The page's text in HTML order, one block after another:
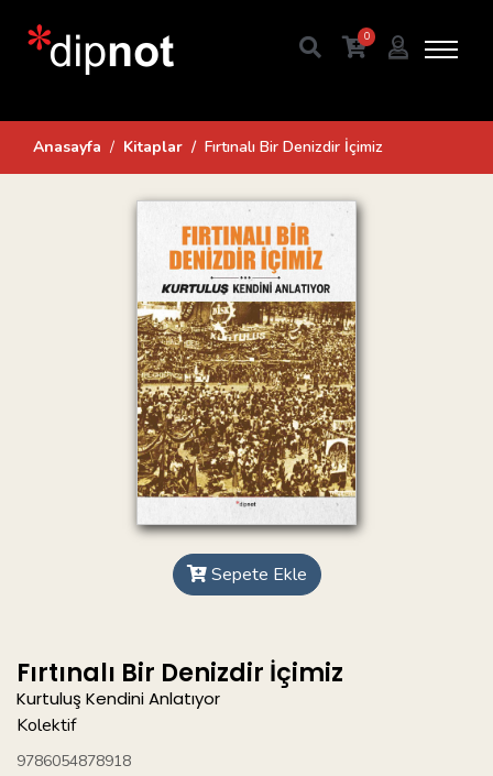
0
Anasayfa Kitaplar Fırtınalı Bir Denizdir İçimiz
Sepete Ekle
Fırtınalı Bir Denizdir İçimiz
Kurtuluş Kendini Anlatıyor
Kolektif
9786054878918